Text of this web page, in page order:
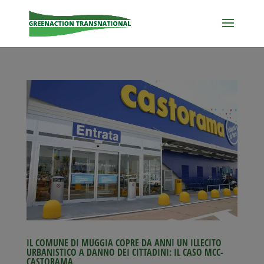
IL COMUNE DI MUGGIA COPRE DA ANNI UN ILLECITO
URBANISTICO A DANNO DEI CITTADINI: IL CASO MCC-